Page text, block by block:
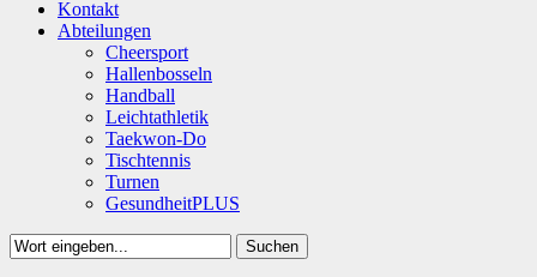
Kontakt
Abteilungen
Cheersport
Hallenbosseln
Handball
Leichtathletik
Taekwon-Do
Tischtennis
Turnen
GesundheitPLUS
Suchen